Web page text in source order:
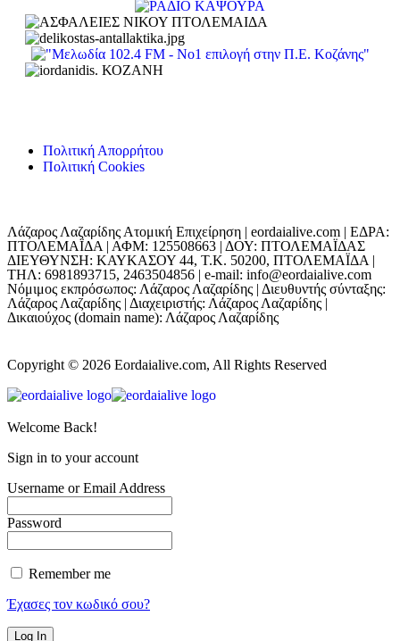
Πολιτική Απορρήτου
Πολιτική Cookies
Λάζαρος Λαζαρίδης Ατομική Επιχείρηση | eordaialive.com | ΕΔΡΑ:
ΠΤΟΛΕΜΑΪΔΑ | ΑΦΜ: 125508663 | ΔΟΥ: ΠΤΟΛΕΜΑΪΔΑΣ
ΔΙΕΥΘΥΝΣΗ: ΚΑΥΚΑΣΟΥ 44, Τ.Κ. 50200, ΠΤΟΛΕΜΑΪΔΑ |
ΤΗΛ: 6981893715, 2463504856 | e-mail: info@eordaialive.com
Νόμιμος εκπρόσωπος: Λάζαρος Λαζαρίδης | Διευθυντής σύνταξης:
Λάζαρος Λαζαρίδης | Διαχειριστής: Λάζαρος Λαζαρίδης |
Δικαιούχος (domain name): Λάζαρος Λαζαρίδης
Copyright © 2026 Eordaialive.com, All Rights Reserved
Welcome Back!
Sign in to your account
Username or Email Address
Password
Remember me
Έχασες τον κωδικό σου?